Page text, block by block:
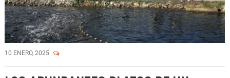
10 ENERO, 2025